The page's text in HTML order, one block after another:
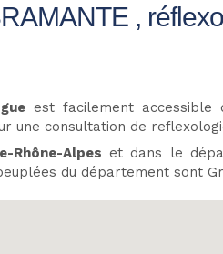
,
est facilement accessible
une consultation de
Rhône-Alpes et dans le
du département sont